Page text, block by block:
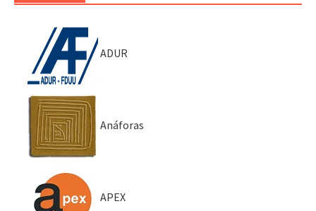
ADUR
Anáforas
APEX